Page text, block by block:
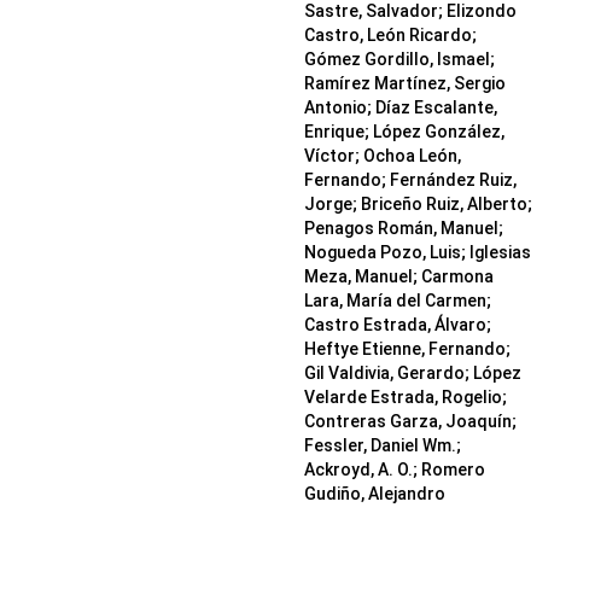
Sastre, Salvador; Elizondo
Castro, León Ricardo;
Gómez Gordillo, Ismael;
Ramírez Martínez, Sergio
Antonio; Díaz Escalante,
Enrique; López González,
Víctor; Ochoa León,
Fernando; Fernández Ruiz,
Jorge; Briceño Ruiz, Alberto;
Penagos Román, Manuel;
Nogueda Pozo, Luis; Iglesias
Meza, Manuel; Carmona
Lara, María del Carmen;
Castro Estrada, Álvaro;
Heftye Etienne, Fernando;
Gil Valdivia, Gerardo; López
Velarde Estrada, Rogelio;
Contreras Garza, Joaquín;
Fessler, Daniel Wm.;
Ackroyd, A. O.; Romero
Gudiño, Alejandro